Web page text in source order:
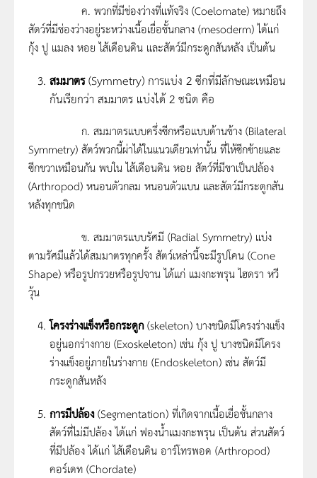
ค. พวกที่มีช่องว่างที่แท้จริง (Coelomate) หมายถึง
สัตว์ที่มีช่องว่างอยู่ระหว่างเนื้อเยื่อชั้นกลาง (mesoderm) ได้แก่
กุ้ง ปู แมลง หอย ไส้เดือนดิน และสัตว์มีกระดูกสันหลัง เป็นต้น
สมมาตร(Symmetry) การแบ่ง 2 ซีกที่มีลักษณะเหมือน
กันเรียกว่า สมมาตร แบ่งได้ 2 ชนิด คือ
ก. สมมาตรแบบครึ่งซีกหรือแบบด้านข้าง (Bilateral
Symmetry) สัตว์พวกนี้ผ่าได้ในแนวเดียวเท่านั้น ที่ให้ซีกซ้ายและ
ซีกขวาเหมือนกัน พบใน ไส้เดือนดิน หอย สัตว์ที่มีขาเป็นปล้อง
(Arthropod) หนอนตัวกลม หนอนตัวแบน และสัตว์มีกระดูกสัน
หลังทุกชนิด
ข. สมมาตรแบบรัศมี (Radial Symmetry) แบ่ง
ตามรัศมีแล้วได้สมมาตรทุกครั้ง สัตว์เหล่านี้จะมีรูปโคน (Cone
Shape) หรือรูปกรวยหรือรูปจาน ได้แก่ แมงกะพรุน ไฮดรา หวี
วุ้น
โครงร่างแข็งหรือกระดูก(skeleton) บางชนิดมีโครงร่างแข็ง
อยู่นอกร่างกาย (Exoskeleton) เช่น กุ้ง ปู บางชนิดมีโครง
ร่างแข็งอยู่ภายในร่างกาย (Endoskeleton) เช่น สัตว์มี
กระดูกสันหลัง
การมีปล้อง(Segmentation) ที่เกิดจากเนื้อเยื่อชั้นกลาง
สัตว์ที่ไม่มีปล้อง ได้แก่ ฟองน้ำแมงกะพรุน เป็นต้น ส่วนสัตว์
ที่มีปล้อง ได้แก่ ไส้เดือนดิน อาร์โทรพอด (Arthropod)
คอร์เดท (Chordate)